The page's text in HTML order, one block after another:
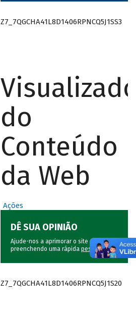
Z7_7QGCHA41L8D1406RPNCQ5J1SS3
Visualizador
do
Conteúdo
da Web
Ações
DÊ SUA OPINIÃO
Ajude-nos a aprimorar o site do BNDES
preenchendo uma rápida pesquisa.
Z7_7QGCHA41L8D1406RPNCQ5J1S20